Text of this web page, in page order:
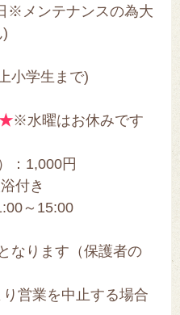
※メンテナンスの為大
小学生まで)
★※水曜はお休みです
：1,000円
付き
～15:00
なります（保護者の
営業を中止する場合